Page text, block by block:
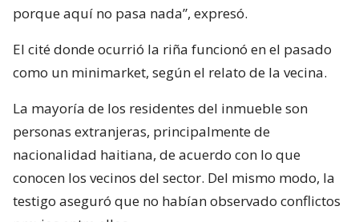
porque aquí no pasa nada”, expresó.
El cité donde ocurrió la riña funcionó en el pasado
como un minimarket, según el relato de la vecina.
La mayoría de los residentes del inmueble son
personas extranjeras, principalmente de
nacionalidad haitiana, de acuerdo con lo que
conocen los vecinos del sector. Del mismo modo, la
testigo aseguró que no habían observado conflictos